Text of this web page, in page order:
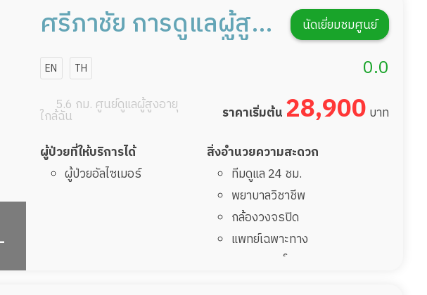
กายภาพบำบัด
กิจกรรมนันทนาการนัดเยี่ยมชมศูนย์
ศรีภาชัย การดูแลผู้สูง
อายุหรือผู้มีภาวะพึ่งพิง
EN TH 0.0
5.6 กม. ศูนย์ดูแลผู้สูงอายุ
ใกล้ฉัน ราคาเริ่มต้น 28,900 บาท
ผู้ป่วยที่ให้บริการได้
ผู้ป่วยอัลไซเมอร์
สิ่งอำนวยความสะดวก
ทีมดูแล 24 ชม.
พยาบาลวิชาชีพ
กล้องวงจรปิด
แพทย์เฉพาะทาง
อาหารตามโภชนาการ